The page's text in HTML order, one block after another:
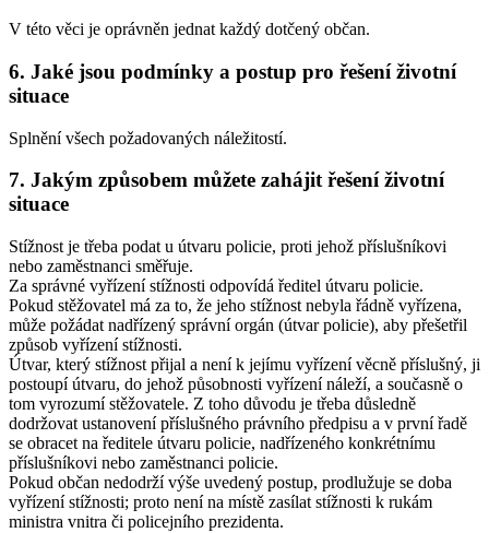
V této věci je oprávněn jednat každý dotčený občan.
6. Jaké jsou podmínky a postup pro řešení životní
situace
Splnění všech požadovaných náležitostí.
7. Jakým způsobem můžete zahájit řešení životní
situace
Stížnost je třeba podat u útvaru policie, proti jehož příslušníkovi
nebo zaměstnanci směřuje.
Za správné vyřízení stížnosti odpovídá ředitel útvaru policie.
Pokud stěžovatel má za to, že jeho stížnost nebyla řádně vyřízena,
může požádat nadřízený správní orgán (útvar policie), aby přešetřil
způsob vyřízení stížnosti.
Útvar, který stížnost přijal a není k jejímu vyřízení věcně příslušný, ji
postoupí útvaru, do jehož působnosti vyřízení náleží, a současně o
tom vyrozumí stěžovatele. Z toho důvodu je třeba důsledně
dodržovat ustanovení příslušného právního předpisu a v první řadě
se obracet na ředitele útvaru policie, nadřízeného konkrétnímu
příslušníkovi nebo zaměstnanci policie.
Pokud občan nedodrží výše uvedený postup, prodlužuje se doba
vyřízení stížnosti; proto není na místě zasílat stížnosti k rukám
ministra vnitra či policejního prezidenta.